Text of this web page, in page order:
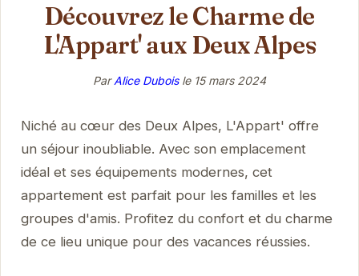
Découvrez le Charme de
L'Appart' aux Deux Alpes
ParAlice Duboisle 15 mars 2024
Niché au cœur des Deux Alpes, L'Appart' offre
un séjour inoubliable. Avec son emplacement
idéal et ses équipements modernes, cet
appartement est parfait pour les familles et les
groupes d'amis. Profitez du confort et du charme
de ce lieu unique pour des vacances réussies.